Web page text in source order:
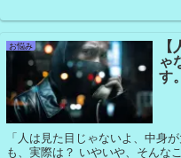
お悩み
ゃ
す
「人は見た目じゃないよ、中身
も、実際は？ いやいや、そんな